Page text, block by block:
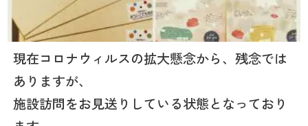
現在コロナウィルスの拡大懸念から、残念では
ありますが、
施設訪問をお見送りしている状態となっており